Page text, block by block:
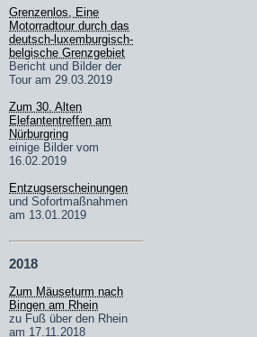
Grenzenlos, Eine
Motorradtour durch das
deutsch-luxemburgisch-
belgische Grenzgebiet
Bericht und Bilder der
Tour am 29.03.2019
Zum 30. Alten
Elefantentreffen am
Nürburgring
einige Bilder vom
16.02.2019
Entzugserscheinungen
und Sofortmaßnahmen
am 13.01.2019
2018
Zum Mäuseturm nach
Bingen am Rhein
zu Fuß über den Rhein
am 17.11.2018